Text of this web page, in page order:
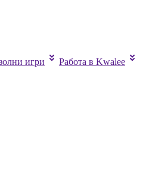
игри
Работа в Kwalee